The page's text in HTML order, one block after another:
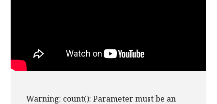
Warning: count(): Parameter must be an